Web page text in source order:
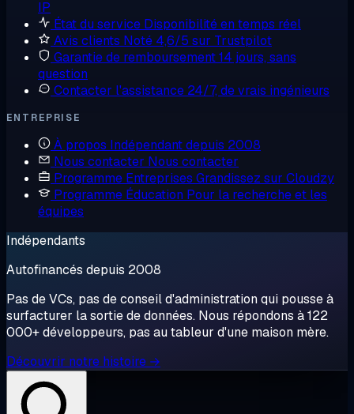
IP
État du service Disponibilité en temps réel
Avis clients Noté 4,6/5 sur Trustpilot
Garantie de remboursement14 jours, sans
question
Contacter l'assistance 24/7, de vrais ingénieurs
ENTREPRISE
À propos Indépendant depuis 2008
Nous contacter Nous contacter
Programme Entreprises Grandissez sur Cloudzy
Programme Éducation Pour la recherche et les
équipes
Indépendants
Autofinancés depuis 2008
Pas de VCs, pas de conseil d'administration qui pousse à
surfacturer la sortie de données. Nous répondons à 122
000+ développeurs, pas au tableur d'une maison mère.
Découvrir notre histoire →